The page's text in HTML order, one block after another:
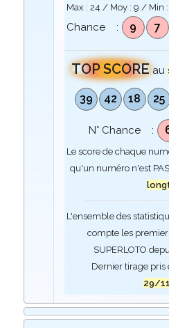
Max : 24 / Moy : 9 / Min :
Chance : 9 7
TOP SCOREau
39 42 18 25
N° Chance :
Le score de chaque
qu'un numéro n'est
L'ensemble des
compte les
SUPERLOTO
Dernier tirage
29/